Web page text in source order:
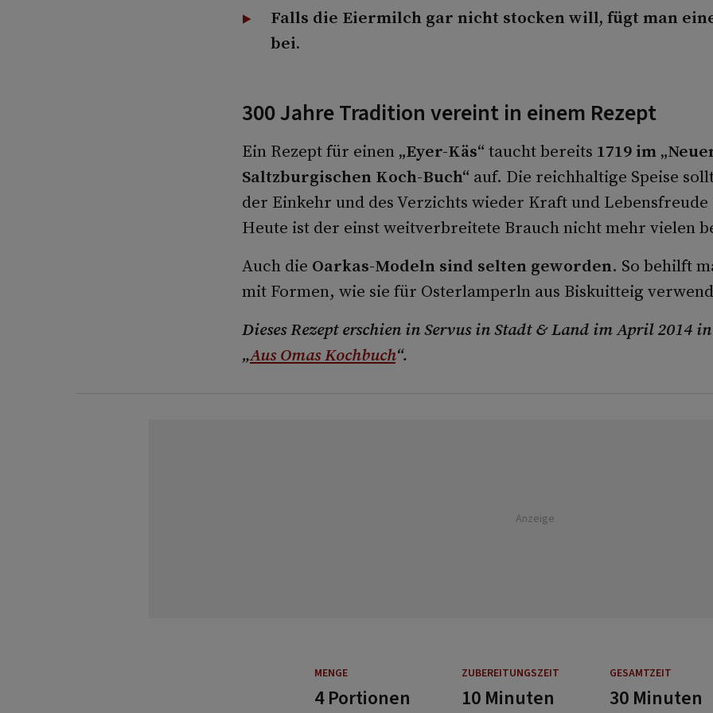
Falls die Eiermilch gar nicht stocken will, fügt man
bei.
300 Jahre Tradition vereint in einem Rezept
Ein Rezept für einen „Eyer-Käs“ taucht bereits 1719 im
Saltzburgischen Koch-Buch“ auf. Die reichhaltige Speise
der Einkehr und des Verzichts wieder Kraft und Lebensfreude
Heute ist der einst weitverbreitete Brauch nicht mehr vielen
Auch die Oarkas-Modeln sind selten geworden. So behilft
mit Formen, wie sie für Osterlamperln aus Biskuitteig
Dieses Rezept erschien in Servus in Stadt & Land im April 2014
„Aus Omas Kochbuch“.
Anzeige
MENGE ZUBEREITUNGSZEIT GESAMTZEIT
4 Portionen 10 Minuten 30 Minuten